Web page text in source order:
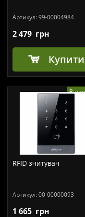
Артикул:99-00004984
2 479 грн
Купити
В
RFID зчитувач
Артикул:00-00000093
1 665 грн